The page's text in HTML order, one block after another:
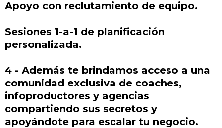
Apoyo con reclutamiento de equipo.
Sesiones 1-a-1 de planificación
personalizada.
4 - Además te brindamos acceso a una
comunidad exclusiva de coaches,
infoproductores y agencias
compartiendo sus secretos y
apoyándote para escalar tu negocio.